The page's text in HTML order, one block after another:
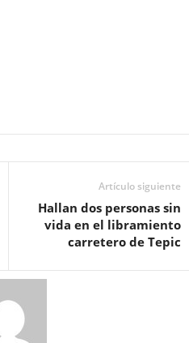
Artículo siguiente
Hallan dos personas sin
vida en el libramiento
carretero de Tepic